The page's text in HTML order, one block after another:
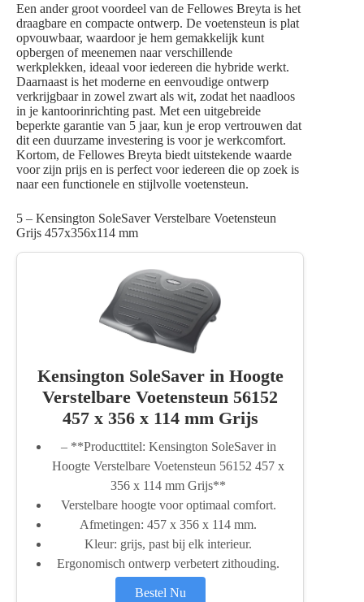
Een ander groot voordeel van de Fellowes Breyta is het
draagbare en compacte ontwerp. De voetensteun is plat
opvouwbaar, waardoor je hem gemakkelijk kunt
opbergen of meenemen naar verschillende
werkplekken, ideaal voor iedereen die hybride werkt.
Daarnaast is het moderne en eenvoudige ontwerp
verkrijgbaar in zowel zwart als wit, zodat het naadloos
in je kantoorinrichting past. Met een uitgebreide
beperkte garantie van 5 jaar, kun je erop vertrouwen dat
dit een duurzame investering is voor je werkcomfort.
Kortom, de Fellowes Breyta biedt uitstekende waarde
voor zijn prijs en is perfect voor iedereen die op zoek is
naar een functionele en stijlvolle voetensteun.
5 – Kensington SoleSaver Verstelbare Voetensteun
Grijs 457x356x114 mm
Kensington SoleSaver in Hoogte
Verstelbare Voetensteun 56152
457 x 356 x 114 mm Grijs
– **Producttitel: Kensington SoleSaver in
Hoogte Verstelbare Voetensteun 56152 457 x
356 x 114 mm Grijs**
Verstelbare hoogte voor optimaal comfort.
Afmetingen: 457 x 356 x 114 mm.
Kleur: grijs, past bij elk interieur.
Ergonomisch ontwerp verbetert zithouding.
Bestel Nu